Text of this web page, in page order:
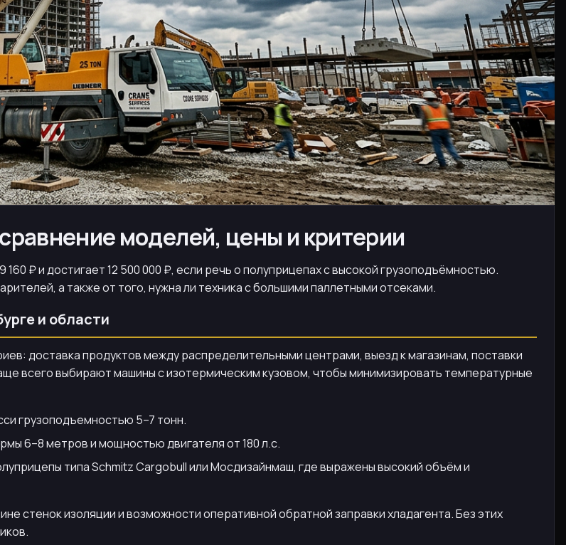
моделей, цены и критерии
₽ и достигает 12 500 000 ₽, если речь о полуприцепах с высокой грузоподъёмностью.
а также от того, нужна ли техника с большими паллетными отсеками.
и области
доставка продуктов между распределительными центрами, выезд к магазинам, поставки
всего выбирают машины с изотермическим кузовом, чтобы минимизировать температурные
грузоподъемностью 5–7 тонн.
6–8 метров и мощностью двигателя от 180 л.с.
типа Schmitz Cargobull или Мосдизайнмаш, где выражены высокий объём и
стенок изоляции и возможности оперативной обратной заправки хладагента. Без этих